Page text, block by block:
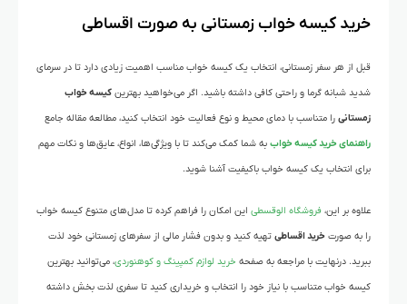
خرید کیسه خواب زمستانی به صورت اقساطی
قبل از هر سفر زمستانی، انتخاب یک کیسه خواب مناسب اهمیت زیادی دارد تا در سرمای
شدید شبانه گرما و راحتی کافی داشته باشید. اگر می‌خواهید بهترین کیسه خواب
زمستانی را متناسب با دمای محیط و نوع فعالیت خود انتخاب کنید، مطالعه مقاله جامع
راهنمای خرید کیسه خواب به شما کمک می‌کند تا با ویژگی‌ها، انواع، عایق‌ها و نکات مهم
برای انتخاب یک کیسه خواب باکیفیت آشنا شوید.
علاوه بر این، فروشگاه الوقسطی این امکان را فراهم کرده تا مدل‌های متنوع کیسه خواب
را به صورت خرید اقساطی تهیه کنید و بدون فشار مالی از سفرهای زمستانی خود لذت
ببرید. درنهایت با مراجعه به صفحه خرید لوازم کمپینگ و کوهنوردی، می‌توانید بهترین
کیسه خواب متناسب با نیاز خود را انتخاب و خریداری کنید تا سفری لذت بخش داشته